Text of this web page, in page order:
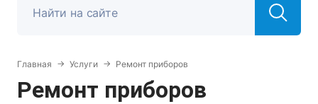
Главная Услуги Ремонт приборов
Ремонт приборов